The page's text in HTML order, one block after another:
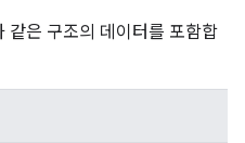
같은 구조의 데이터를 포함합